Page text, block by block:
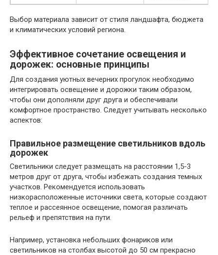
Выбор материала зависит от стиля ландшафта, бюджета
и климатических условий региона.
Эффективное сочетание освещения и
дорожек: основные принципы
Для создания уютных вечерних прогулок необходимо
интегрировать освещение и дорожки таким образом,
чтобы они дополняли друг друга и обеспечивали
комфортное пространство. Следует учитывать несколько
аспектов:
Правильное размещение светильников вдоль
дорожек
Светильники следует размещать на расстоянии 1,5-3
метров друг от друга, чтобы избежать создания темных
участков. Рекомендуется использовать
низкорасположенные источники света, которые создают
теплое и рассеянное освещение, помогая различать
рельеф и препятствия на пути.
Например, установка небольших фонариков или
светильников на столбах высотой до 50 см прекрасно